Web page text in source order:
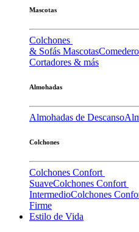
Mascotas
Colchones
& Sofás Mascotas
Cortadores & más
Almohadas
Almohadas de Descanso
Colchones
Colchones Confort
SuaveColchones Confort
IntermedioColchones
Firme
Estilo de Vida